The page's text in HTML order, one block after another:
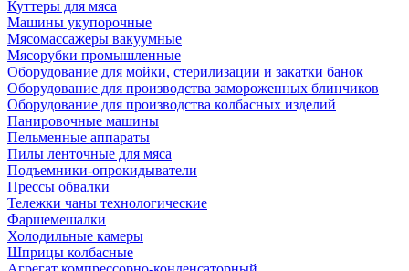
Куттеры для мяса
Машины укупорочные
Мясомассажеры вакуумные
Мясорубки промышленные
Оборудование для мойки, стерилизации и закатки банок
Оборудование для производства замороженных блинчиков
Оборудование для производства колбасных изделий
Панировочные машины
Пельменные аппараты
Пилы ленточные для мяса
Подъемники-опрокидыватели
Прессы обвалки
Тележки чаны технологические
Фаршемешалки
Холодильные камеры
Шприцы колбасные